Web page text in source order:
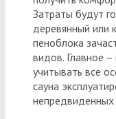
Затраты будут
деревянный или
пеноблока
видов. Главное
учитывать все
сауна
непредвиденных